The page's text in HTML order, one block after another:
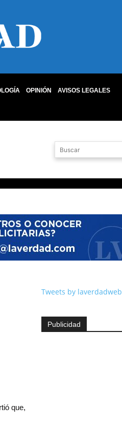
OPINIÓN
AVISOS LEGALES
que,
Tweets by laverdadweb
Publicidad